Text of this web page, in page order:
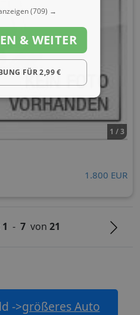
1 / 3
1.800 EUR
1 -7 von21
->größeres Auto
(709) →
& WEITER
FÜR 2,99 €